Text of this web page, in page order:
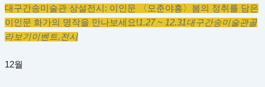
대구간송미술관 상설전시: 이인문 〈모춘야흥〉 봄의 정취를 담은
이인문 화가의 명작을 만나보세요!1.27 ~ 12.31대구간송미술관골
라보기이벤트,전시
12월